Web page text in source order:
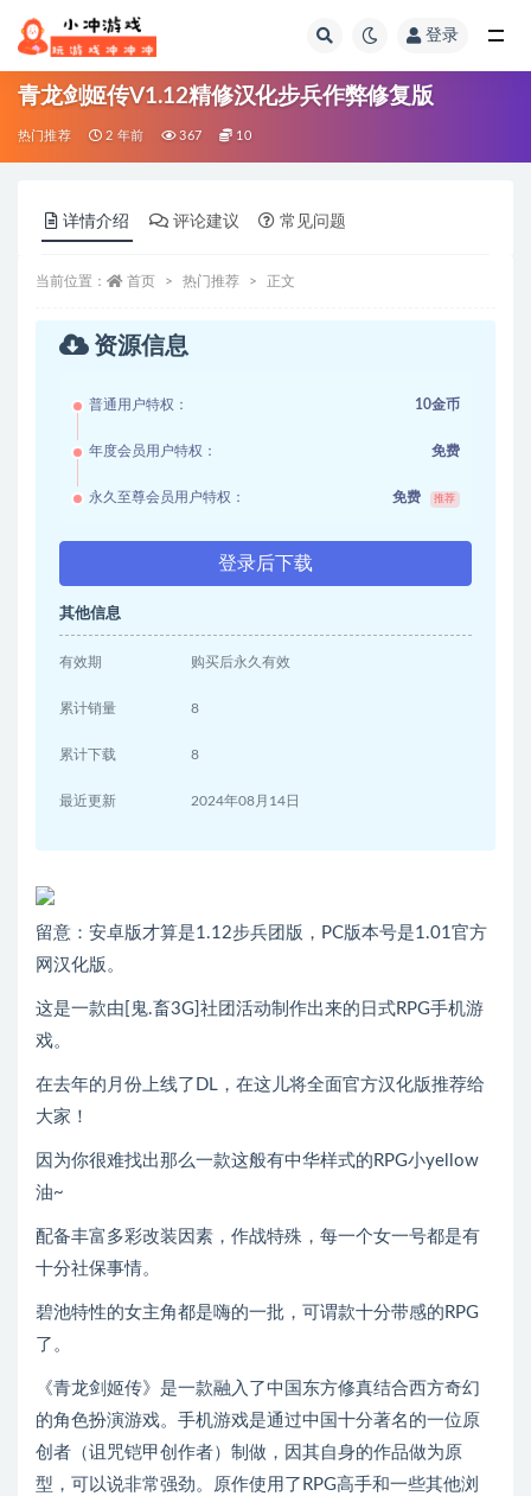
登录
青龙剑姬传V1.12精修汉化步兵作弊修复版
热门推荐 2 年前 367 10
详情介绍 评论建议 常见问题
当前位置： 首页 热门推荐 正文
资源信息
普通用户特权： 10金币
年度会员用户特权： 免费
永久至尊会员用户特权： 免费 推荐
登录后下载
其他信息
有效期 购买后永久有效
累计销量 8
累计下载 8
最近更新 2024年08月14日
留意：安卓版才算是1.12步兵团版，PC版本号是1.01官方
网汉化版。
这是一款由[鬼.畜3G]社团活动制作出来的日式RPG手机游
戏。
在去年的月份上线了DL，在这儿将全面官方汉化版推荐给
大家！
因为你很难找出那么一款这般有中华样式的RPG小yellow
油~
配备丰富多彩改装因素，作战特殊，每一个女一号都是有
十分社保事情。
碧池特性的女主角都是嗨的一批，可谓款十分带感的RPG
了。
《青龙剑姬传》是一款融入了中国东方修真结合西方奇幻
的角色扮演游戏。手机游戏是通过中国十分著名的一位原
创者（诅咒铠甲创作者）制做，因其自身的作品做为原
型，可以说非常强劲。原作使用了RPG高手和一些其他浏